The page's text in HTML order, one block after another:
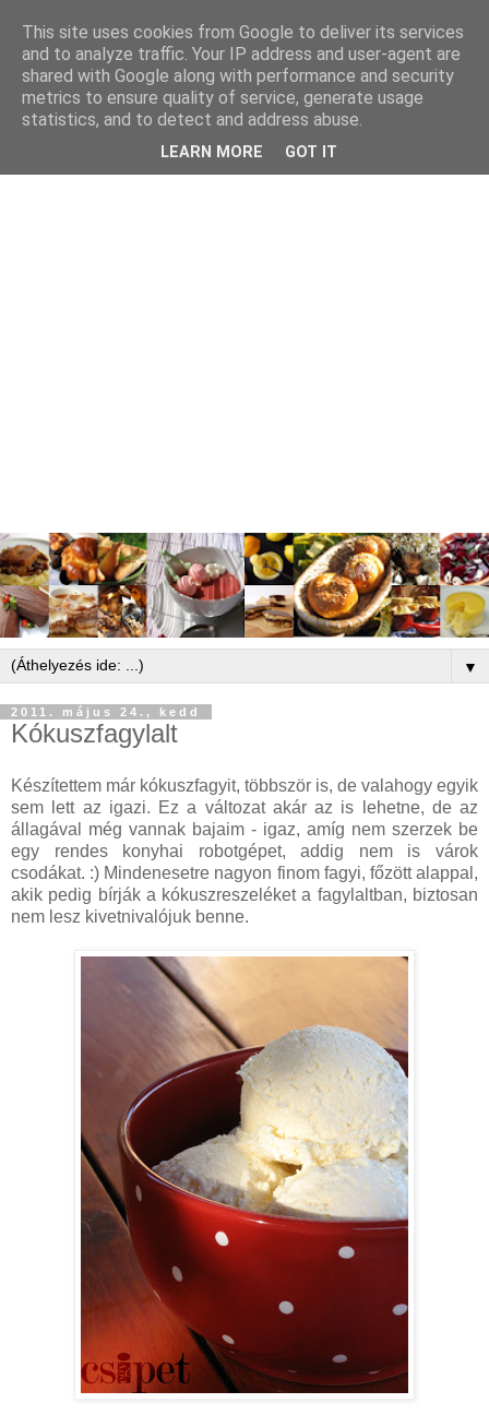
▼
2011. május 24., kedd
Kókuszfagylalt
Készítettem már kókuszfagyit, többször is, de valahogy egyik
sem lett az igazi. Ez a változat akár az is lehetne, de az
állagával még vannak bajaim - igaz, amíg nem szerzek be
egy rendes konyhai robotgépet, addig nem is várok
csodákat. :) Mindenesetre nagyon finom fagyi, főzött alappal,
akik pedig bírják a kókuszreszeléket a fagylaltban, biztosan
nem lesz kivetnivalójuk benne.
This site uses cookies from Google to deliver its services
and to analyze traffic. Your IP address and user-agent are
shared with Google along with performance and security
metrics to ensure quality of service, generate usage
statistics, and to detect and address abuse.
LEARN MORE GOT IT